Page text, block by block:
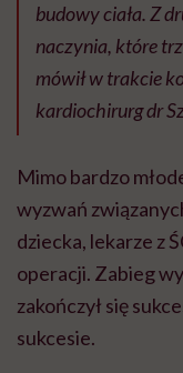
budowy ciała. Z
naczynia, które
mówił w trakcie
kardiochirurg dr
Mimo bardzo
wyzwań
dziecka, lekarze z
operacji. Zabieg
zakończył się
sukcesie.